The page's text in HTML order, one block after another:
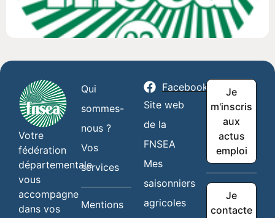
Votre
fédération
départementale
vous
accompagne
dans vos
Qui
sommes-
nous ?
Vos
services
Mentions
Facebook
Site web
de la
FNSEA
Mes
saisonniers
agricoles
Je
m'inscris
aux
actus
emploi
Je
contacte